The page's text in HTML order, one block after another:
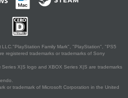
Family Mark", "PlayStation", "PS5
registered trademarks or trademarks of Sony
X|S logo and XBOX Series X|S are trademarks
or trademark of Microsoft Corporation in the United